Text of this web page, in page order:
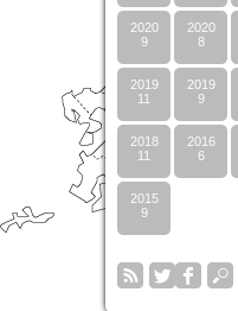
2020
9
2020
8
2019
11
2019
9
2018
11
2016
6
2015
9